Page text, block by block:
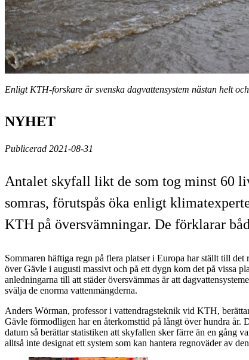
Enligt KTH-forskare är svenska dagvattensystem nästan helt
NYHET
Publicerad 2021-08-31
Antalet skyfall likt de som tog minst 60
somras, förutspås öka enligt
KTH på översvämningar. De förklarar
Sommaren häftiga regn på flera platser i Europa har ställt till
över Gävle i augusti massivt och på ett dygn kom det på vissa
anledningarna till att städer översvämmas är att
svälja de enorma vattenmängderna.
Anders Wörman, professor i vattendragsteknik vid KTH,
Gävle förmodligen har en återkomsttid på långt över hundra år.
datum så berättar statistiken att skyfallen sker färre än en gång
alltså inte designat ett system som kan hantera regnoväder av